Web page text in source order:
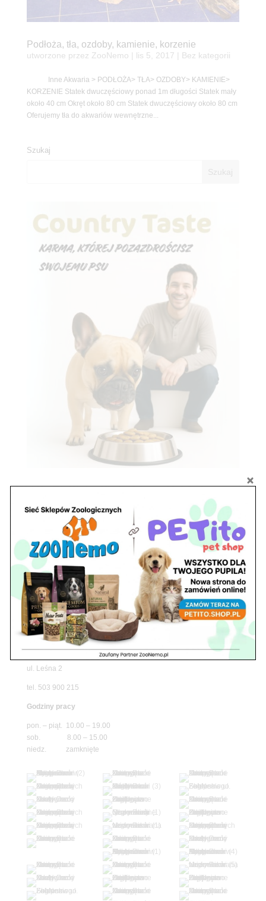
Podłoża, tła, ozdoby, kamienie, korzenie
utworzone przez ZooNemo lis 5, 2017 | Bez kategorii
Inne Akwaria > PODŁOŻA> TŁA> OZDOBY> KAMIENIE>
KORZENIE Statek dwuczęściowy ponad 1m długości Statek mały
około 40 cm Okręt około 80 cm Statek dwuczęściowy około 80 cm
Oferujemy tła do akwariów wewnętrzne...
Szukaj
Adres
05-120 Legionowo
ul. Piłsudskiego 31,
pawilon 134
tel./fax. 22 784 71 96
Godziny pracy
pon. – piąt. 10.00 – 19.00
sob. 10.00 – 15.00
niedz. zamknięte
Adres
05-100 Nowy Dwór Mazowiecki
ul. Leśna 2
tel. 503 900 215
Godziny pracy
pon. – piąt. 10.00 – 19.00
sob. 8.00 – 15.00
niedz. zamknięte